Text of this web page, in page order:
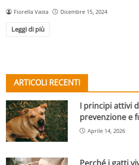
Fiorella Vasta Dicembre 15, 2024
Leggi di più
ARTICOLI RECENTI
I principi attivi
prevenzione e
Aprile 14, 2026